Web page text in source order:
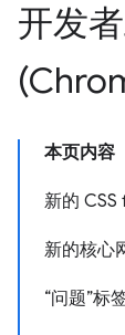
开发
本页内容
新的
新的核心
“问题”标